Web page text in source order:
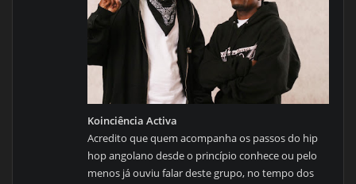
Koinciência Activa
Acredito que quem acompanha os passos do hip
hop angolano desde o princípio conhece ou pelo
menos já ouviu falar deste grupo, no tempo dos